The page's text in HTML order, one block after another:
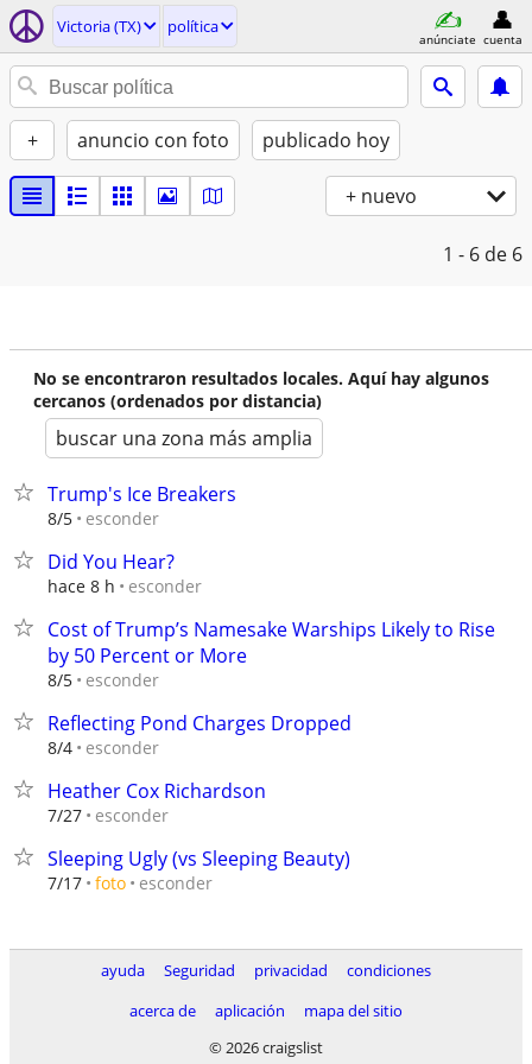
Victoria (TX) política
anúnciate cuenta
+ anuncio con foto publicado hoy
+ nuevo
1 - 6 de 6
No se encontraron resultados locales. Aquí hay algunos
cercanos (ordenados por distancia)
buscar una zona más amplia
Trump's Ice Breakers
8/5 esconder
Did You Hear?
hace 8 h esconder
Cost of Trump’s Namesake Warships Likely to Rise
by 50 Percent or More
8/5 esconder
Reflecting Pond Charges Dropped
8/4 esconder
Heather Cox Richardson
7/27 esconder
Sleeping Ugly (vs Sleeping Beauty)
7/17 foto esconder
ayuda Seguridad privacidad
condiciones
acerca de
aplicación
mapa del sitio
© 2026 craigslist